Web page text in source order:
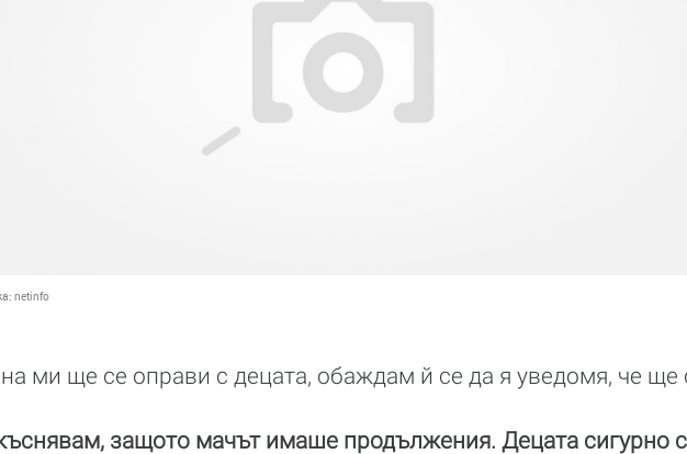
netinfo
ми ще се оправи с децата, обаждам й се да я уведомя, че ще
защото мачът имаше продължения. Децата сигурно